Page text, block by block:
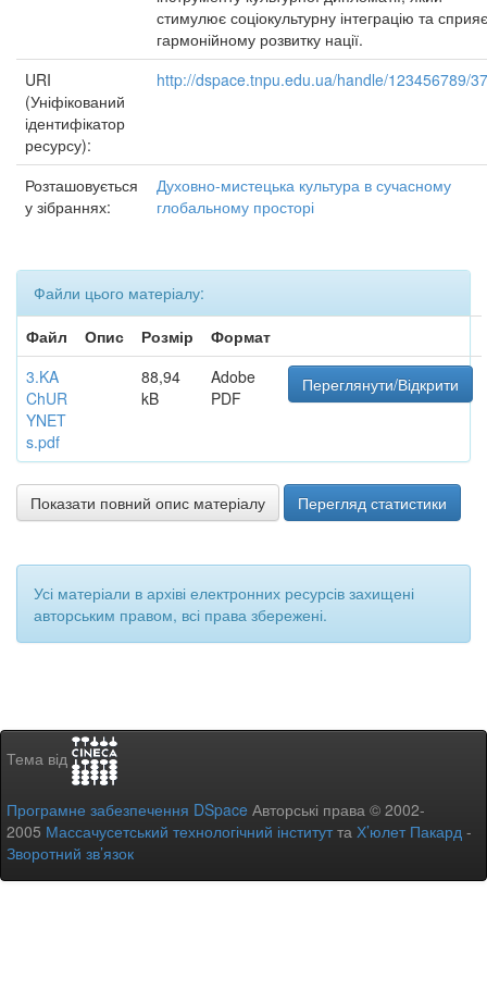
стимулює соціокультурну інтеграцію та сприяє
гармонійному розвитку нації.
URI
(Уніфікований
ідентифікатор
ресурсу):
http://dspace.tnpu.edu.ua/handle/123456789/
Розташовується
у зібраннях:
Духовно-мистецька культура в сучасному
глобальному просторі
Файли цього матеріалу:
Файл
Опис Розмір
Формат
3.KA
ChUR
YNET
s.pdf
88,94
kB
Adobe
PDF
Переглянути/Відкрити
Показати повний опис матеріалу Перегляд статистики
Усі матеріали в архіві електронних ресурсів захищені
авторським правом, всі права збережені.
Тема від
Програмне забезпечення DSpace Авторські права © 2002-
2005 Массачусетський технологічний інститутта Х’юлет Пакард -
Зворотний зв’язок